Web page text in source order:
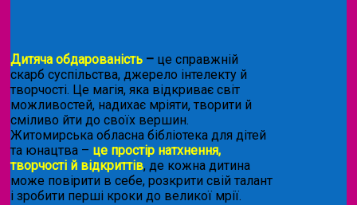
Дитяча обдарованість – це справжній
скарб суспільства, джерело інтелекту й
творчості. Це магія, яка відкриває світ
можливостей, надихає мріяти, творити й
сміливо йти до своїх вершин.
Житомирська обласна бібліотека для дітей
та юнацтва – це простір натхнення,
творчості й відкриттів, де кожна дитина
може повірити в себе, розкрити свій талант
і зробити перші кроки до великої мрії.